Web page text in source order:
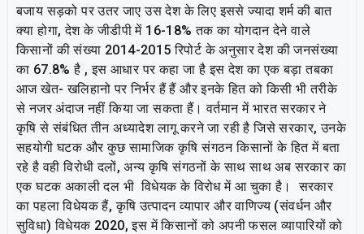
बजाय सड़को पर उतर जाए उस देश के लिए इससे ज्यादा शर्म की बात
क्या होगा, देश के जीडीपी में 16-18% तक का योगदान देने वाले
किसानों की संख्या 2014-2015 रिपोर्ट के अनुसार देश की जनसंख्या
का 67.8% है , इस आधार पर कहा जा है इस देश का एक बड़ा तबका
आज खेत- खलिहानो पर निर्भर हैं हैं और इनके हित को किसी भी तरीके
से नजर अंदाज नहीं किया जा सकता हैं। वर्तमान में भारत सरकार ने
कृषि से संबंधित तीन अध्यादेश लागू करने जा रही है जिसे सरकार, उनके
सहयोगी घटक और कुछ सामाजिक कृषि संगठन किसानों के हित में बता
रहे है वही विरोधी दलों, अन्य कृषि संगठनों के साथ साथ अब सरकार का
एक घटक अकाली दल भी विधेयक के विरोध में आ चुका है। सरकार
का पहला विधेयक हैं, कृषि उत्पादन व्यापार और वाणिज्य (संवर्धन और
सुविधा) विधेयक 2020, इस में किसानों को अपनी फसल व्यापारियों को